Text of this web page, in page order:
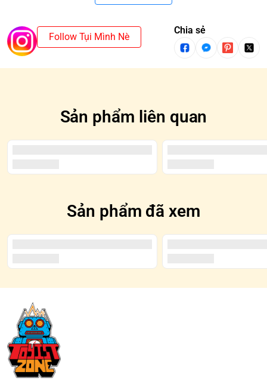
trường hợp mua cả SET và xuất hiện SECRET/CHASER thì
sẽ mất một mẫu cơ bản.
*SECRET/CHASER: Là những mẫu hiếm gặp và thường
Follow Tụi Mình Nè
Chia sẻ
Sản phẩm liên quan
Sản phẩm đã xem